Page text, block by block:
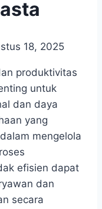
18, 2025
produktivitas
untuk
dan daya
yang
mengelola
efisien dapat
dan
secara